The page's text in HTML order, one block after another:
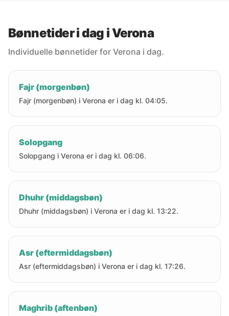
Bønnetider i dag i Verona
Individuelle bønnetider for Verona i dag.
Fajr (morgenbøn)
Fajr (morgenbøn) i Verona er i dag kl. 04:05.
Solopgang
Solopgang i Verona er i dag kl. 06:06.
Dhuhr (middagsbøn)
Dhuhr (middagsbøn) i Verona er i dag kl. 13:22.
Asr (eftermiddagsbøn)
Asr (eftermiddagsbøn) i Verona er i dag kl. 17:26.
Maghrib (aftenbøn)